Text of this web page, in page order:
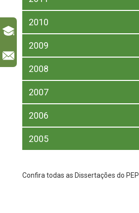
2010
2009
2008
2007
2006
2005
Confira todas as Dissertações do PEP